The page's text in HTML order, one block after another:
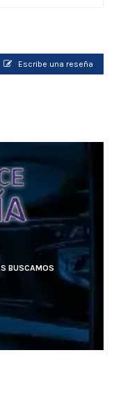
Escribe una reseña
BUSCAMOS